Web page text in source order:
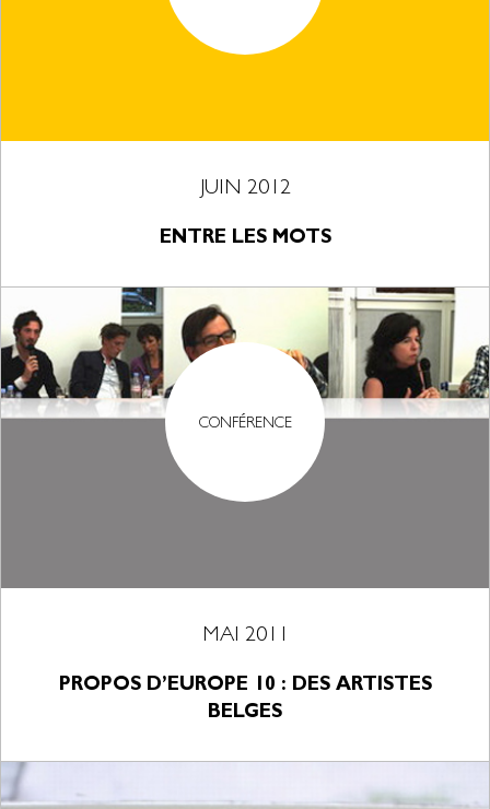
JUIN 2012
ENTRE LES MOTS
CONFÉRENCE
MAI 2011
PROPOS D’EUROPE 10 : DES ARTISTES
BELGES